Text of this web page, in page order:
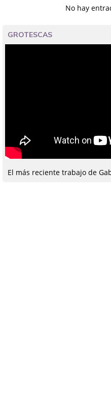
No hay
GROTESCAS
El más reciente trabajo de